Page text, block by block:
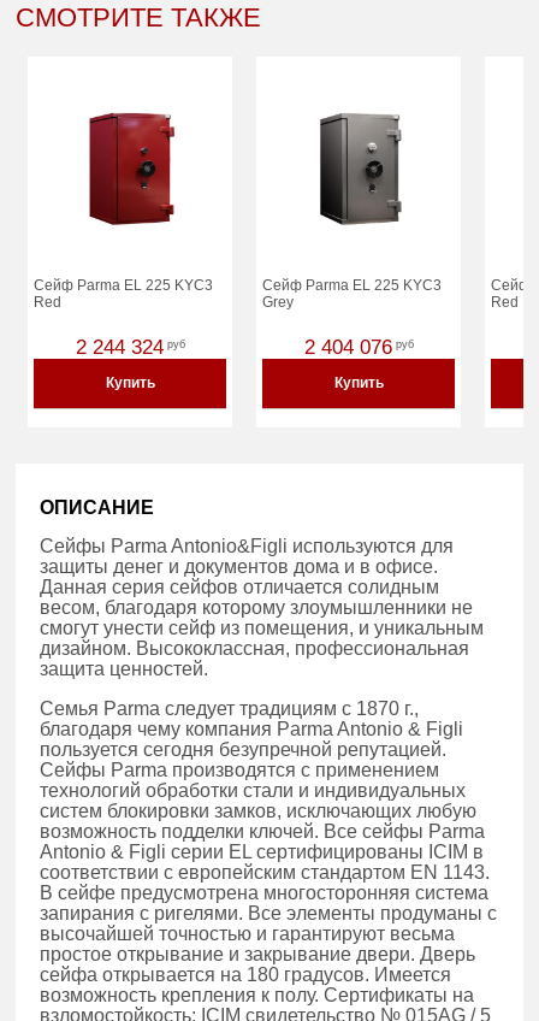
СМОТРИТЕ ТАКЖЕ
Сейф Parma EL 225 KYC3
Red
2 244 324 руб
Купить
Сейф Parma EL 225 KYC3
Grey
2 404 076 руб
Купить
Сейф
Red
ОПИСАНИЕ
Сейфы Parma Antonio&Figli используются для
защиты денег и документов дома и в офисе.
Данная серия сейфов отличается солидным
весом, благодаря которому злоумышленники не
смогут унести сейф из помещения, и уникальным
дизайном. Высококлассная, профессиональная
защита ценностей.
Семья Parma следует традициям с 1870 г.,
благодаря чему компания Parma Antonio & Figli
пользуется сегодня безупречной репутацией.
Сейфы Parma производятся с применением
технологий обработки стали и индивидуальных
систем блокировки замков, исключающих любую
возможность подделки ключей. Все сейфы Parma
Antonio & Figli серии EL сертифицированы ICIM в
соответствии с европейским стандартом EN 1143.
В сейфе предусмотрена многосторонняя система
запирания с ригелями. Все элементы продуманы с
высочайшей точностью и гарантируют весьма
простое открывание и закрывание двери. Дверь
сейфа открывается на 180 градусов. Имеется
возможность крепления к полу. Сертификаты на
взломостойкость: ICIM свидетельство № 015AG / 5